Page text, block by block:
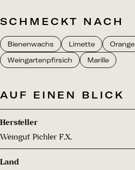
SCHMECKT NACH
Bienenwachs Limette Orange
Weingartenpfirsich
Marille
AUF EINEN BLICK
Hersteller
Weingut Pichler F.X.
Land